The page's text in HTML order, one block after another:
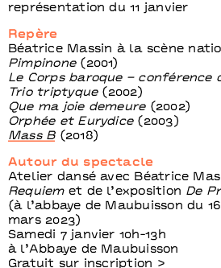
représentation du 11 janvier
Repère
Béatrice Massin à la scène
Pimpinone(2001)
Le Corps baroque – conférence
Trio triptyque(2002)
Que ma joie demeure(2002)
Orphée et Eurydice(2003)
Mass B(2018)
Autour du spectacle
Atelier dansé avec Béatrice
Requiemet de l’exposition De
(à l’abbaye de Maubuisson du
mars 2023)
Samedi 7 janvier 10h-13h
à l’Abbaye de Maubuisson
Gratuit sur inscription >